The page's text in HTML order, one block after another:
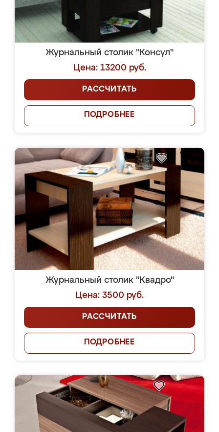
Журнальный столик "Консул"
Цена: 13200 руб.
РАССЧИТАТЬ
ПОДРОБНЕЕ
Журнальный столик "Квадро"
Цена: 3500 руб.
РАССЧИТАТЬ
ПОДРОБНЕЕ